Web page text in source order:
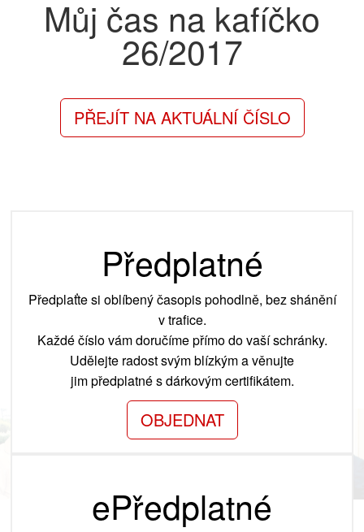
Můj čas na kafíčko
26/2017
PŘEJÍT NA AKTUÁLNÍ ČÍSLO
Předplatné
Předplaťte si oblíbený časopis pohodlně, bez shánění
v trafice.
Každé číslo vám doručíme přímo do vaší schránky.
Udělejte radost svým blízkým a věnujte
jim předplatné s dárkovým certifikátem.
OBJEDNAT
ePředplatné